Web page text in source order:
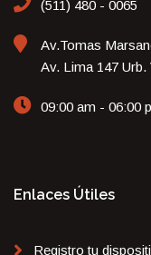
(511) 480 - 0065
Av.Tomas
Av. Lima 147
09:00 am - 06:00
Enlaces Útiles
Registro tu